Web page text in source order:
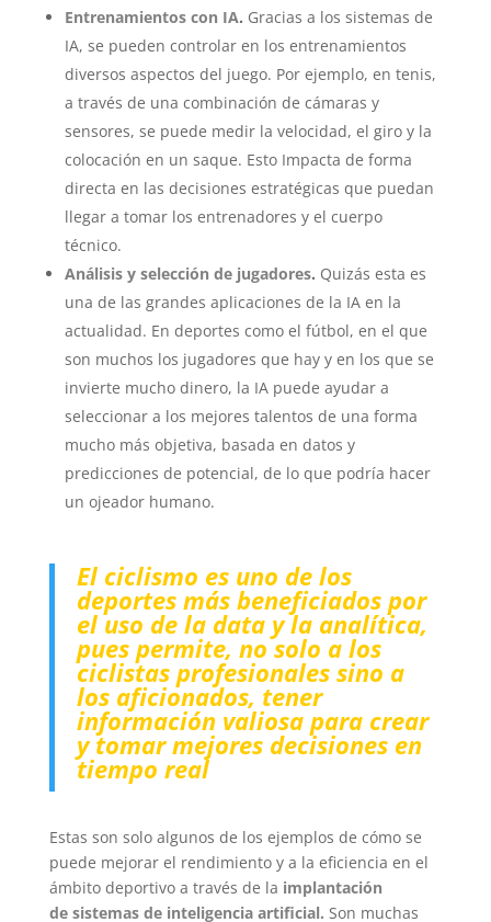
Entrenamientos con IA. Gracias a los sistemas de
IA, se pueden controlar en los entrenamientos
diversos aspectos del juego. Por ejemplo, en tenis,
a través de una combinación de cámaras y
sensores, se puede medir la velocidad, el giro y la
colocación en un saque. Esto Impacta de forma
directa en las decisiones estratégicas que puedan
llegar a tomar los entrenadores y el cuerpo
técnico.
Análisis y selección de jugadores. Quizás esta es
una de las grandes aplicaciones de la IA en la
actualidad. En deportes como el fútbol, en el que
son muchos los jugadores que hay y en los que se
invierte mucho dinero, la IA puede ayudar a
seleccionar a los mejores talentos de una forma
mucho más objetiva, basada en datos y
predicciones de potencial, de lo que podría hacer
un ojeador humano.
El ciclismo es uno de los
deportes más beneficiados por
el uso de la data y la analítica,
pues permite, no solo a los
ciclistas profesionales sino a
los aficionados, tener
información valiosa para crear
y tomar mejores decisiones en
tiempo real
Estas son solo algunos de los ejemplos de cómo se
puede mejorar el rendimiento y a la eficiencia en el
ámbito deportivo a través de la implantación
de sistemas de inteligencia artificial. Son muchas